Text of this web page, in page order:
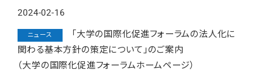
2024-02-16
ニュース
「大学の国際化促進フォーラムの法人化に
関わる基本方針の策定について」のご案内
（大学の国際化促進フォーラムホームページ）